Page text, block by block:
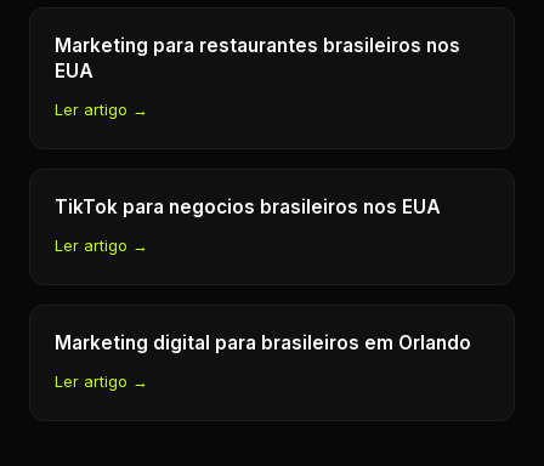
Marketing para restaurantes brasileiros nos
EUA
Ler artigo →
TikTok para negocios brasileiros nos EUA
Ler artigo →
Marketing digital para brasileiros em Orlando
Ler artigo →